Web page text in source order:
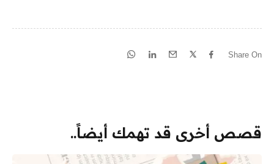
Share On
قصص أخرى قد تهمك أيضاً..